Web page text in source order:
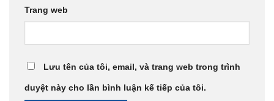
Trang web
Lưu tên của tôi, email, và trang web trong trình
duyệt này cho lần bình luận kế tiếp của tôi.